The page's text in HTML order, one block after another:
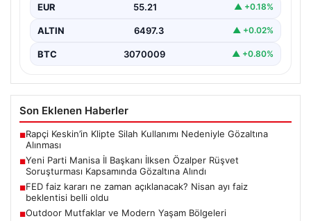
EUR 55.21 ▲ +0.18%
ALTIN 6497.3 ▲ +0.02%
BTC 3070009 ▲ +0.80%
Son Eklenen Haberler
■Rapçi Keskin’in Klipte Silah Kullanımı Nedeniyle Gözaltına
Alınması
■Yeni Parti Manisa İl Başkanı İlksen Özalper Rüşvet
Soruşturması Kapsamında Gözaltına Alındı
■FED faiz kararı ne zaman açıklanacak? Nisan ayı faiz
beklentisi belli oldu
■Outdoor Mutfaklar ve Modern Yaşam Bölgeleri